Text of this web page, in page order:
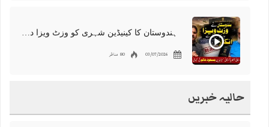
03/07/2026 80 مناظر
حالیہ خبریں